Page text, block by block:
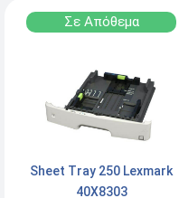
Σε Απόθεμα
Sheet Tray 250 Lexmark
40X8303